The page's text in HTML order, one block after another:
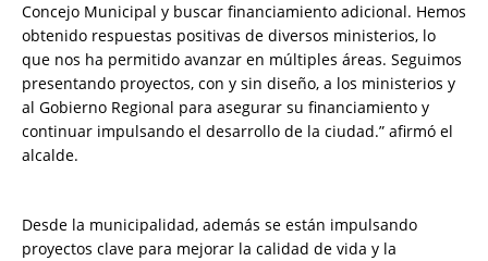
Concejo Municipal y buscar financiamiento adicional. Hemos
obtenido respuestas positivas de diversos ministerios, lo
que nos ha permitido avanzar en múltiples áreas. Seguimos
presentando proyectos, con y sin diseño, a los ministerios y
al Gobierno Regional para asegurar su financiamiento y
continuar impulsando el desarrollo de la ciudad.” afirmó el
alcalde.
Desde la municipalidad, además se están impulsando
proyectos clave para mejorar la calidad de vida y la